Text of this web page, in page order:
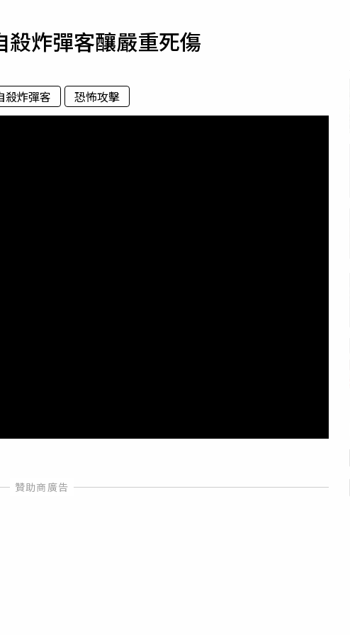
運勢
炸彈客釀嚴重死傷
殺炸彈客 恐怖攻擊